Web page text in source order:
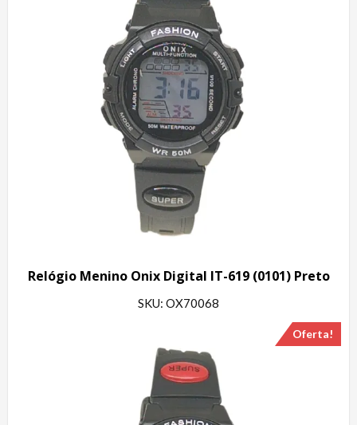
Relógio Menino Onix Digital IT-619 (0101) Preto
SKU: OX70068
Oferta!